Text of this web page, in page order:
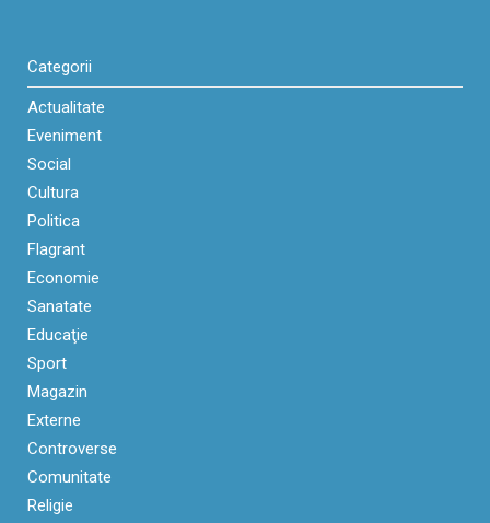
Categorii
Actualitate
Eveniment
Social
Cultura
Politica
Flagrant
Economie
Sanatate
Educaţie
Sport
Magazin
Externe
Controverse
Comunitate
Religie